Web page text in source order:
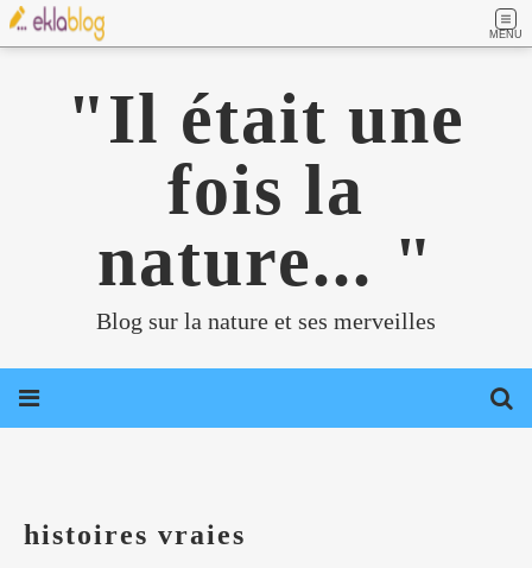
MENU
"Il était une
fois la
nature... "
Blog sur la nature et ses merveilles
histoires vraies